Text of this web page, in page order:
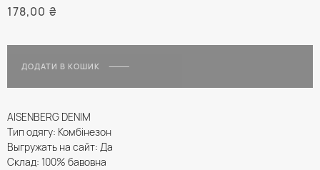
178,00 ₴
ДОДАТИ В КОШИК
AISENBERG DENIM
Тип одягу: Комбінезон
Выгружать на сайт: Да
Склад: 100% бавовна